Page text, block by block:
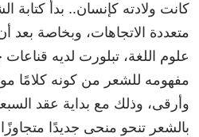
كانت ولادته كإنسان.. بدأ كتابة
متعددة الاتجاهات، وبخاصة
علوم اللغة، تبلورت لديه
مفهومه للشعر من كونه كلامًا
وأرقى، وذلك مع بداية عقد
بالشعر تنحو منحى جديدًا